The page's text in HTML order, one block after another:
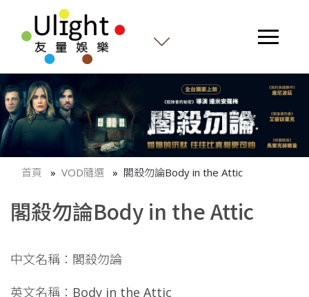
首頁 VOD隨選 閣殺勿論Body in the Attic
閣殺勿論Body in the Attic
中文名稱：閣殺勿論
英文名稱：Body in the Attic